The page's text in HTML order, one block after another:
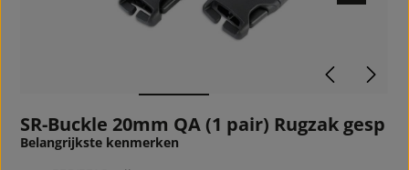
SR-Buckle 20mm QA (1 pair) Rugzak gesp
Belangrijkste kenmerken